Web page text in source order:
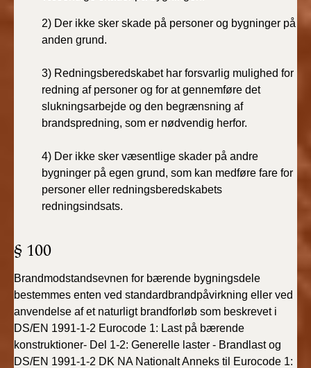
Tidligere BR (1961-
2) Der ikke sker skade på personer og bygninger på
anden grund.
3) Redningsberedskabet har forsvarlig mulighed for
redning af personer og for at gennemføre det
slukningsarbejde og den begrænsning af
brandspredning, som er nødvendig herfor.
4) Der ikke sker væsentlige skader på andre
bygninger på egen grund, som kan medføre fare for
personer eller redningsberedskabets
redningsindsats.
§ 100
Brandmodstandsevnen for bærende bygningsdele
bestemmes enten ved standardbrandpåvirkning eller ved
anvendelse af et naturligt brandforløb som beskrevet i
DS/EN 1991-1-2 Eurocode 1: Last på bærende
konstruktioner- Del 1-2: Generelle laster - Brandlast og
DS/EN 1991-1-2 DK NA Nationalt Anneks til Eurocode 1: